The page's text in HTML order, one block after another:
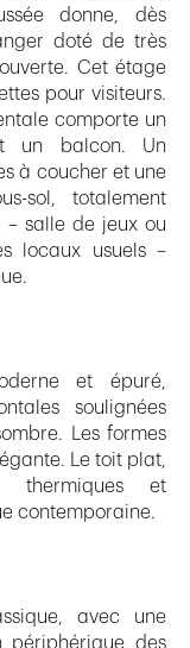
donne, dès
doté de très
Cet étage
pour visiteurs.
comporte un
un balcon. Un
à coucher et une
sol, totalement
– salle de jeux ou
locaux usuels –
et épuré,
soulignées
Les formes
Le toit plat,
thermiques et
contemporaine.
avec une
périphérique des